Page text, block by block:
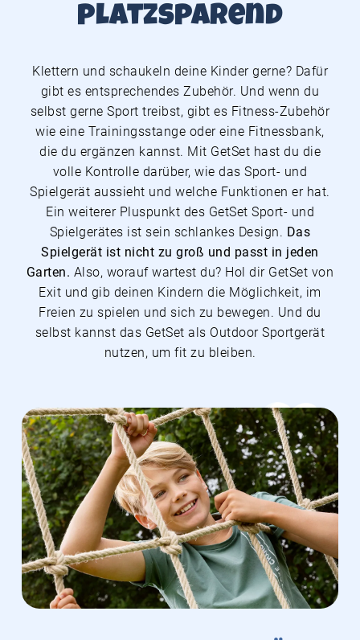
platzsparend
Klettern und schaukeln deine Kinder gerne? Dafür
gibt es entsprechendes Zubehör. Und wenn du
selbst gerne Sport treibst, gibt es Fitness-Zubehör
wie eine Trainingsstange oder eine Fitnessbank,
die du ergänzen kannst. Mit GetSet hast du die
volle Kontrolle darüber, wie das Sport- und
Spielgerät aussieht und welche Funktionen er hat.
Ein weiterer Pluspunkt des GetSet Sport- und
Spielgerätes ist sein schlankes Design. Das
Spielgerät ist nicht zu groß und passt in jeden
Garten. Also, worauf wartest du? Hol dir GetSet von
Exit und gib deinen Kindern die Möglichkeit, im
Freien zu spielen und sich zu bewegen. Und du
selbst kannst das GetSet als Outdoor Sportgerät
nutzen, um fit zu bleiben.